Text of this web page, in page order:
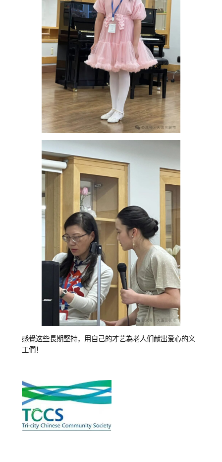
感覺这些長期堅持，用自己的才艺為老人们献出爱心的义
工們！